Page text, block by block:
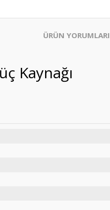
ÜRÜN YORUMLARI
Kaynağı